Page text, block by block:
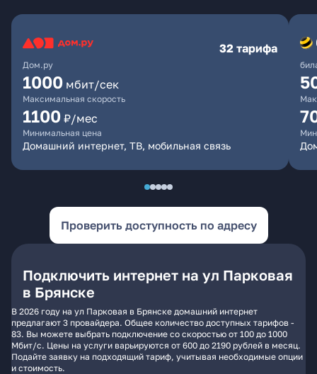
Дом.ру
32 тарифа
1000 мбит/сек
Максимальная скорость
1100 ₽/мес
Минимальная цена
Домашний интернет, ТВ, мобильная связь
Проверить доступность по адресу
Подключить интернет на ул Парковая
в Брянске
В 2026 году на ул Парковая в Брянске домашний интернет
предлагают 3 провайдера. Общее количество доступных тарифов -
83. Вы можете выбрать подключение со скоростью от 100 до 1000
Мбит/с. Цены на услуги варьируются от 600 до 2190 рублей в месяц.
Подайте заявку на подходящий тариф, учитывая необходимые опции
и стоимость.